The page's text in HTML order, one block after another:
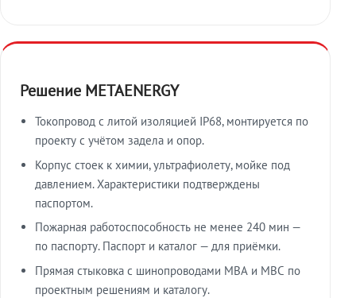
Решение METAENERGY
Токопровод с литой изоляцией IP68, монтируется по
проекту с учётом задела и опор.
Корпус стоек к химии, ультрафиолету, мойке под
давлением. Характеристики подтверждены
паспортом.
Пожарная работоспособность не менее 240 мин —
по паспорту. Паспорт и каталог — для приёмки.
Прямая стыковка с шинопроводами МВА и МВС по
проектным решениям и каталогу.